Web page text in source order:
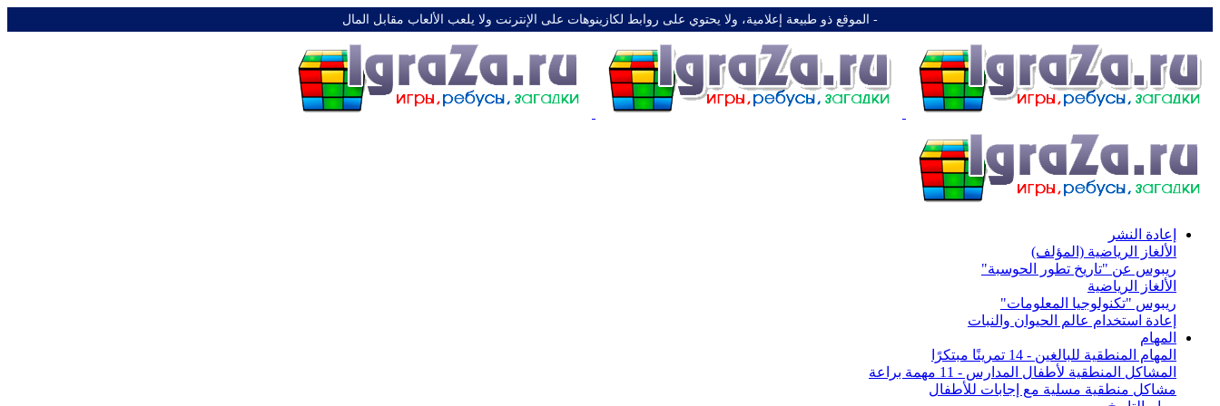
-️ الموقع ذو طبيعة إعلامية، ولا يحتوي على روابط لكازينوهات على الإنترنت ولا يلعب الألعاب مقابل المال
إعادة النشر
الألغاز الرياضية (المؤلف)
ريبوس عن "تاريخ تطور الحوسبة"
الألغاز الرياضية
ريبوس "تكنولوجيا المعلومات"
إعادة استخدام عالم الحيوان والنبات
المهام
المهام المنطقية للبالغين - 14 تمرينًا مبتكرًا
المشاكل المنطقية لأطفال المدارس - 11 مهمة براعة
مشاكل منطقية مسلية مع إجابات للأطفال